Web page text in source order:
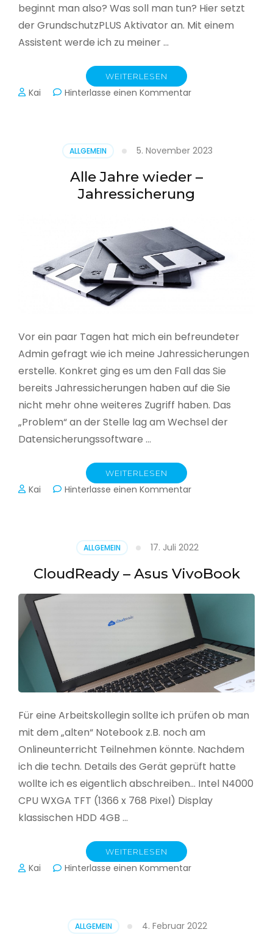
beginnt man also? Was soll man tun? Hier setzt
der GrundschutzPLUS Aktivator an. Mit einem
Assistent werde ich zu meiner …
WEITERLESEN
Kai Hinterlasse einen Kommentarzu
ALLGEMEIN 5. November 2023
Alle Jahre wieder –
Jahressicherung
Vor ein paar Tagen hat mich ein befreundeter
Admin gefragt wie ich meine Jahressicherungen
erstelle. Konkret ging es um den Fall das Sie
bereits Jahressicherungen haben auf die Sie
nicht mehr ohne weiteres Zugriff haben. Das
„Problem“ an der Stelle lag am Wechsel der
Datensicherungssoftware …
WEITERLESEN
Kai Hinterlasse einen Kommentarzu
Jahressicherung
ALLGEMEIN 17. Juli 2022
CloudReady – Asus VivoBook
Für eine Arbeitskollegin sollte ich prüfen ob man
mit dem „alten“ Notebook z.B. noch am
Onlineunterricht Teilnehmen könnte. Nachdem
ich die techn. Details des Gerät geprüft hatte
wollte ich es eigentlich abschreiben… Intel N4000
CPU WXGA TFT (1366 x 768 Pixel) Display
klassischen HDD 4GB …
WEITERLESEN
Kai Hinterlasse einen Kommentarzu
ALLGEMEIN 4. Februar 2022